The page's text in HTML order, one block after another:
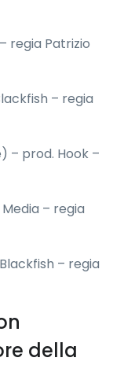
regia Patrizio
– regia
– prod. Hook –
– regia
– regia
della